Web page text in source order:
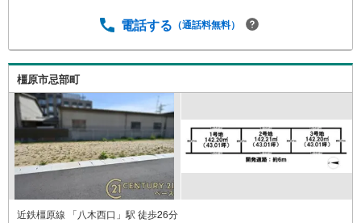
対象になります。「資料をもらう」「見学予約をする」か
ンのうえお問い合わせください。-----------------------------
電話する （通話料無料）
橿原市忌部町
近鉄橿原線 「八木西口」駅 徒歩26分